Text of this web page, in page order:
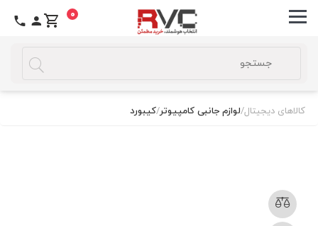
0
کالاهای دیجیتال/لوازم جانبی کامپیوتر/کیبورد